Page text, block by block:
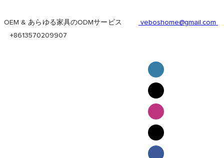
OEM & あらゆる家具のODMサービス
veboshome@gmail.com
+8613570209907
English